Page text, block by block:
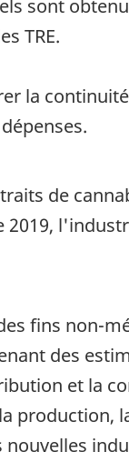
sont
TRE.
la
de
fins non-
des
et la
production,